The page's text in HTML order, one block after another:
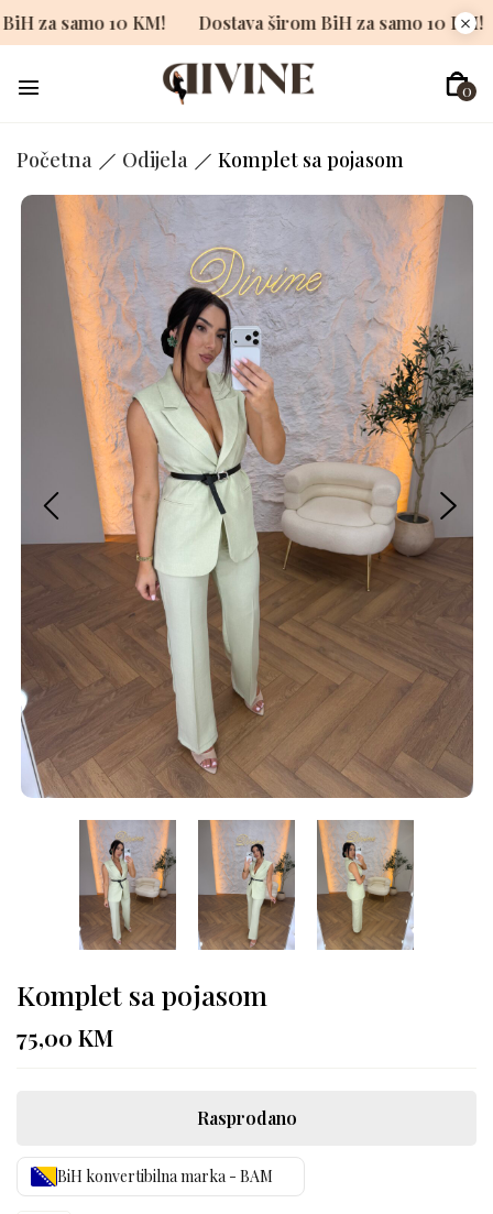
BiH za samo 10 KM! Dostava širom BiH za samo 10
0
Početna Odijela Komplet sa pojasom
Komplet sa pojasom
75,00 KM
Rasprodano
BiH konvertibilna marka - BAM